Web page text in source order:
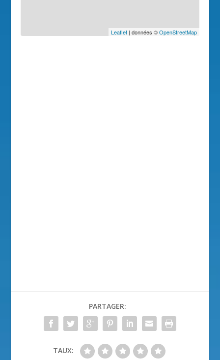
Leaflet| données ©OpenStreetMap
PARTAGER:
TAUX: